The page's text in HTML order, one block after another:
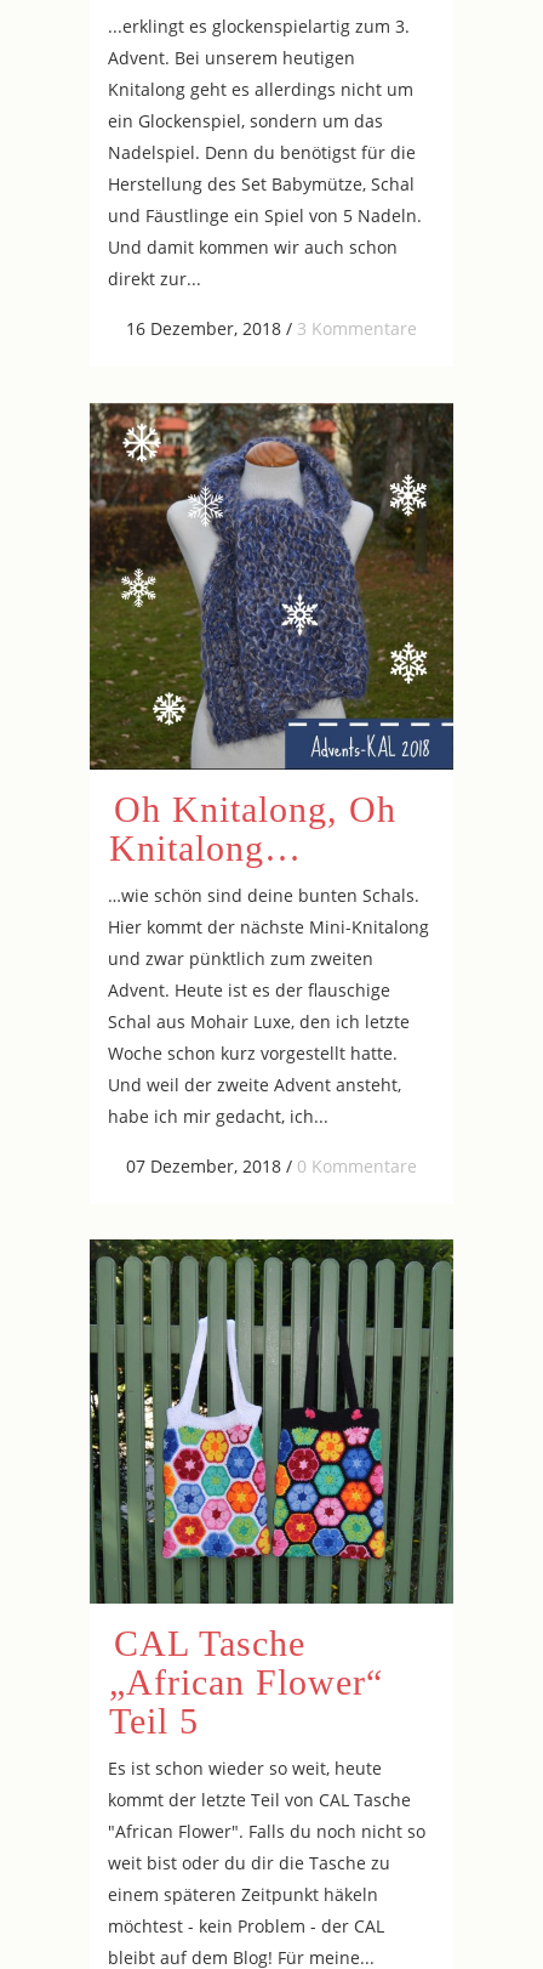
...erklingt es glockenspielartig zum 3.
Advent. Bei unserem heutigen
Knitalong geht es allerdings nicht um
ein Glockenspiel, sondern um das
Nadelspiel. Denn du benötigst für die
Herstellung des Set Babymütze, Schal
und Fäustlinge ein Spiel von 5 Nadeln.
Und damit kommen wir auch schon
direkt zur...
16 Dezember, 2018 / 3 Kommentare
Oh Knitalong, Oh
Knitalong…
…wie schön sind deine bunten Schals.
Hier kommt der nächste Mini-Knitalong
und zwar pünktlich zum zweiten
Advent. Heute ist es der flauschige
Schal aus Mohair Luxe, den ich letzte
Woche schon kurz vorgestellt hatte.
Und weil der zweite Advent ansteht,
habe ich mir gedacht, ich...
07 Dezember, 2018 / 0 Kommentare
CAL Tasche
„African Flower“
Teil 5
Es ist schon wieder so weit, heute
kommt der letzte Teil von CAL Tasche
"African Flower". Falls du noch nicht so
weit bist oder du dir die Tasche zu
einem späteren Zeitpunkt häkeln
möchtest - kein Problem - der CAL
bleibt auf dem Blog! Für meine...